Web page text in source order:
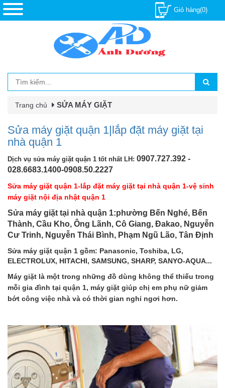
Giỏ hàng(0)
Trang chủ SỬA MÁY GIẶT
Sửa máy giặt quận 1|lắp đặt máy giặt tại
nhà quận 1
Dịch vụ sửa máy giặt quận 1 tốt nhất LH: 0907.727.392 -
028.6683.1400-0908.50.2227
Sửa máy giặt quận 1-lắp đặt máy giặt tại nhà quận 1-vệ sinh
máy giặt nội địa nhật quận 1
Sửa máy giặt tại nhà quận 1:phường Bến Nghé, Bến
Thành, Cầu Kho, Ông Lãnh, Cô Giang, Đakao, Nguyễn
Cư Trinh, Nguyễn Thái Bình, Phạm Ngũ Lão, Tân Định
Sửa máy giặt quận 1 gồm: Panasonic, Toshiba, LG,
ELECTROLUX, HITACHI, SAMSUNG, SHARP, SANYO-AQUA...
Máy giặt là một trong những đồ dùng không thể thiếu trong
mỗi gia đình tại quận 1, máy giặt giúp chị em phụ nữ giảm
bớt công việc nhà và có thời gian nghỉ ngơi hơn.